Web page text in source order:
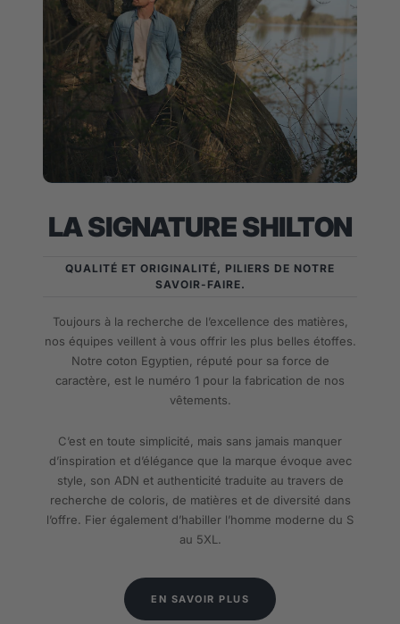
LA SIGNATURE SHILTON
QUALITÉ ET ORIGINALITÉ, PILIERS DE NOTRE
SAVOIR-FAIRE.
Toujours à la recherche de l’excellence des matières,
nos équipes veillent à vous offrir les plus belles étoffes.
Notre coton Egyptien, réputé pour sa force de
caractère, est le numéro 1 pour la fabrication de nos
vêtements.
C’est en toute simplicité, mais sans jamais manquer
d’inspiration et d’élégance que la marque évoque avec
style, son ADN et authenticité traduite au travers de
recherche de coloris, de matières et de diversité dans
l’offre. Fier également d’habiller l’homme moderne du S
au 5XL.
EN SAVOIR PLUS